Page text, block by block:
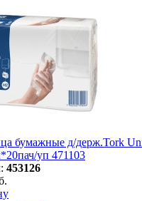
бумажные д/держ.Tork
уп 471103
453126